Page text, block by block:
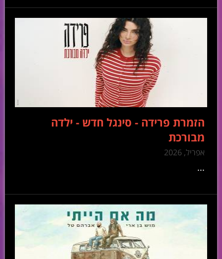
הזמרת פרידה - סינגל חדש - ילדה
מבורכת
אפריל, 2026
...